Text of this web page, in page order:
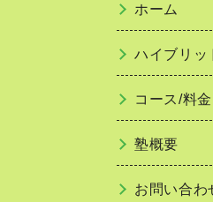
ホーム
ハイブリッ
コース/料金
塾概要
お問い合わ